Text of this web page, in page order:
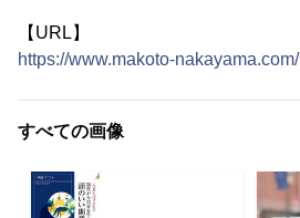
【URL】
https://www.makoto-nakayama.com/
すべての画像